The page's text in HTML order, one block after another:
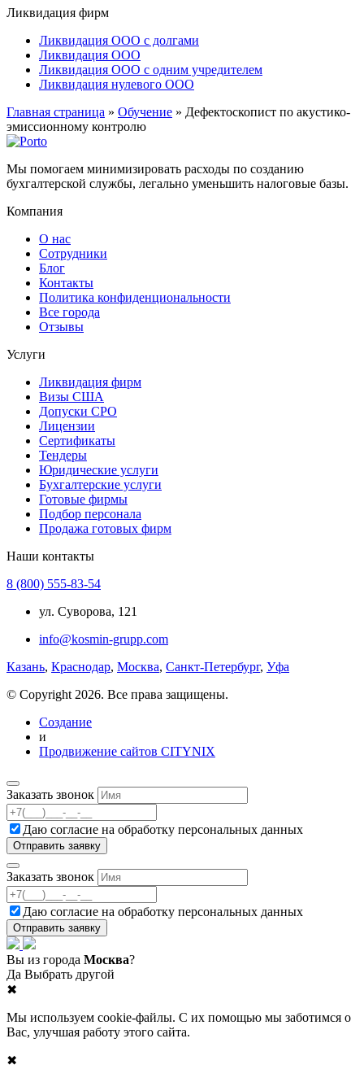
Ликвидация фирм
Ликвидация ООО с долгами
Ликвидация ООО
Ликвидация ООО с одним учредителем
Ликвидация нулевого ООО
Главная страница » Обучение » Дефектоскопист по акустико-
эмиссионному контролю
Мы помогаем минимизировать расходы по созданию
бухгалтерской службы, легально уменьшить налоговые базы.
Компания
О нас
Сотрудники
Блог
Контакты
Политика конфиденциональности
Все города
Отзывы
Услуги
Ликвидация фирм
Визы США
Допуски СРО
Лицензии
Сертификаты
Тендеры
Юридические услуги
Бухгалтерские услуги
Готовые фирмы
Подбор персонала
Продажа готовых фирм
Наши контакты
8 (800) 555-83-54
ул. Суворова, 121
info@kosmin-grupp.com
Казань, Краснодар, Москва, Санкт-Петербург, Уфа
© Copyright 2026. Все права защищены.
Создание
и
Продвижение сайтов CITYNIX
Заказать звонок
Даю согласие на обработку персональных данных
Заказать звонок
Даю согласие на обработку персональных данных
Вы из города Москва?
Да Выбрать другой
✖
Мы используем cookie-файлы. С их помощью мы заботимся о
Вас, улучшая работу этого сайта.
✖